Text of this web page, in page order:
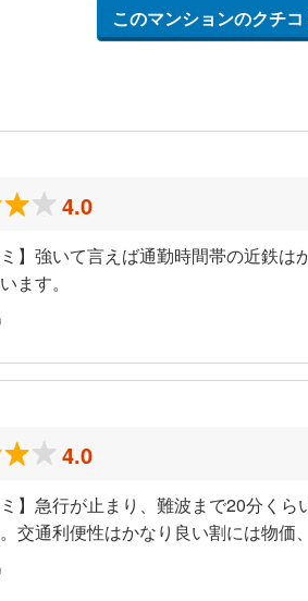
このマンションのクチ
4.0
】強いて言えば通勤時間帯の近鉄
ます。
4.0
】急行が止まり、難波まで20分く
交通利便性はかなり良い割には物価